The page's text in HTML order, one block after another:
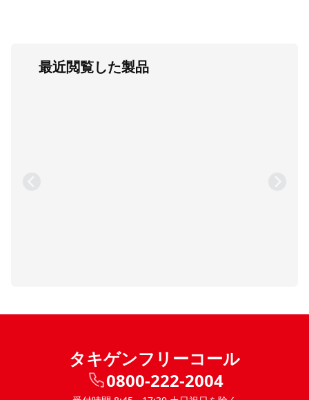
最近閲覧した製品
タキゲンフリーコール
0800-222-2004